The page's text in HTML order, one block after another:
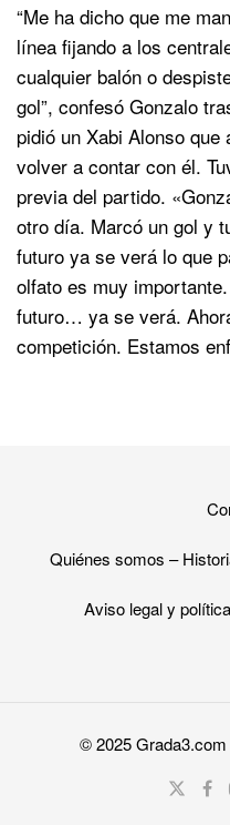
“Me ha dicho que me
línea fijando a los
cualquier balón o
gol”, confesó Gonzalo
pidió un Xabi Alonso
volver a contar con él.
previa del partido.
otro día. Marcó un gol y
futuro ya se verá lo que
olfato es muy
futuro… ya se verá.
competición. Estamos
Quiénes somos –
Aviso legal y
© 2025Grada3.com